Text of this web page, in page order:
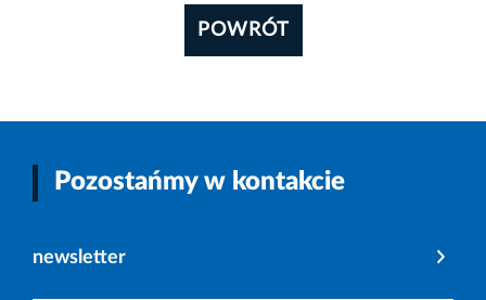
POWRÓT
Pozostańmy w kontakcie
newsletter